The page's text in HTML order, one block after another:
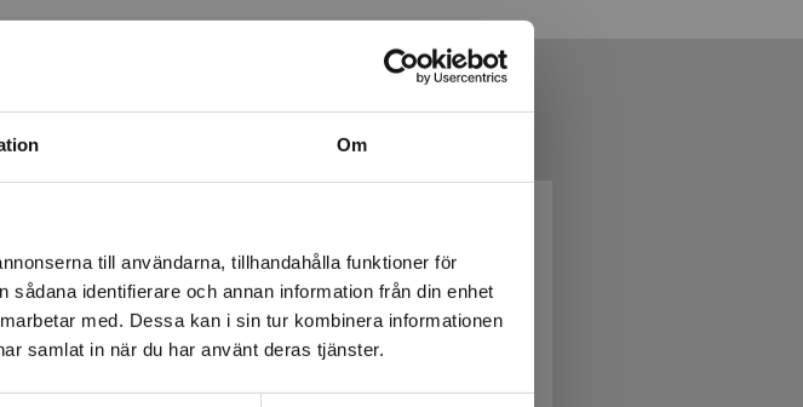
Om
till användarna, tillhandahålla funktioner för
identifierare och annan information från din enhet
med. Dessa kan i sin tur kombinera informationen
samlat in när du har använt deras tjänster.
studentlitteratur.se via en
inte leveranser utanför
köp måste
Läs mer